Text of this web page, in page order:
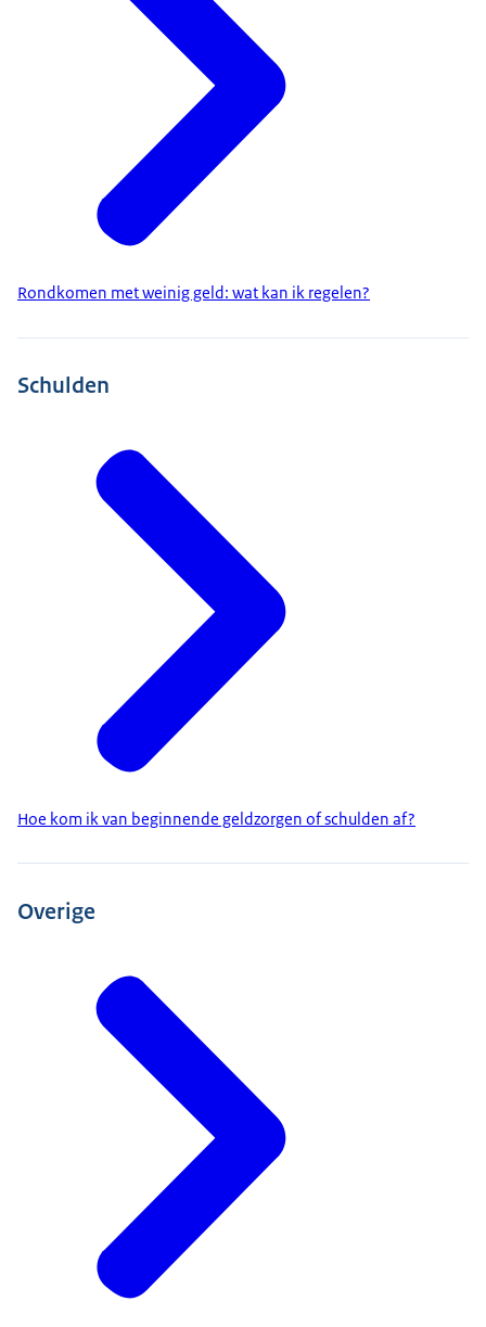
Rondkomen met weinig geld: wat kan ik regelen?
Schulden
Hoe kom ik van beginnende geldzorgen of schulden af?
Overige